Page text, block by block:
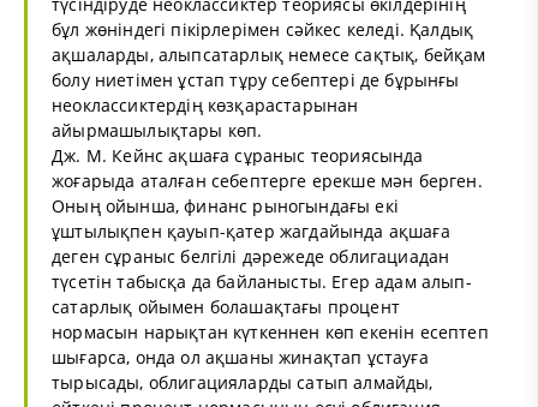
түсіндіруде неоклассиктер теориясы өкілдерінің
бұл жөніндегі пікірлерімен сәйкес келеді. Қалдық
ақшаларды, алыпсатарлық немесе сақтық, бейқам
болу ниетімен ұстап тұру себептері де бұрынғы
неоклассиктердің көзқарастарынан
айырмашылықтары көп.
Дж. М. Кейнс ақшаға сұраныс теориясында
жоғарыда аталған себептерге ерекше мән берген.
Оның ойынша, финанс рыногындағы екі
ұштылықпен қауып-қатер жагдайында ақшаға
деген сұраныс белгілі дәрежеде облигациадан
түсетін табысқа да байланысты. Егер адам алып-
сатарлық ойымен болашақтағы процент
нормасын нарықтан күткеннен көп екенін есептеп
шығарса, онда ол ақшаны жинақтап ұстауға
тырысады, облигацияларды сатып алмайды,